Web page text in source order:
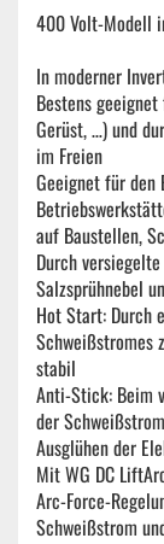
400 Volt-Modell
In moderner
Bestens
Gerüst, …) und
im Freien
Geeignet für den
auf Baustellen,
Durch
Salzsprühnebel
Hot Start: Durch
Schweißstromes
stabil
Anti-Stick: Beim
der
Ausglühen der
Mit WG DC
Arc-Force-
Schweißstrom